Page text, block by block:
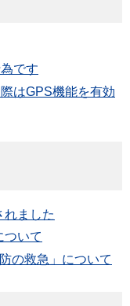
です
はGPS機能を有効
れました
ついて
の救急」について